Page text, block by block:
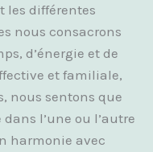
les différentes
nous consacrons
d’énergie et de
et familiale,
nous sentons que
l’une ou l’autre
harmonie avec